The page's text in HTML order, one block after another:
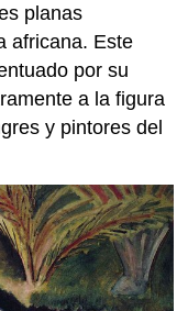
planas
africana. Este
por su
a la figura
y pintores del